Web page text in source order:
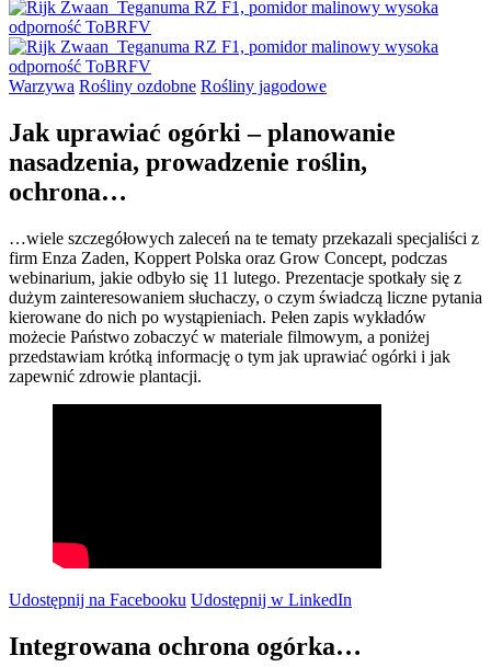
Warzywa Rośliny ozdobne Rośliny jagodowe
Jak uprawiać ogórki – planowanie
nasadzenia, prowadzenie roślin,
ochrona…
…wiele szczegółowych zaleceń na te tematy przekazali specjaliści z
firm Enza Zaden, Koppert Polska oraz Grow Concept, podczas
webinarium, jakie odbyło się 11 lutego. Prezentacje spotkały się z
dużym zainteresowaniem słuchaczy, o czym świadczą liczne pytania
kierowane do nich po wystąpieniach. Pełen zapis wykładów
możecie Państwo zobaczyć w materiale filmowym, a poniżej
przedstawiam krótką informację o tym jak uprawiać ogórki i jak
zapewnić zdrowie plantacji.
Udostępnij na Facebooku Udostępnij w LinkedIn
Integrowana ochrona ogórka…